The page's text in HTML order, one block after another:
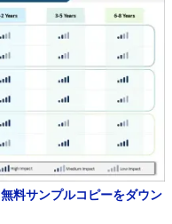
無料サンプルコピーをダウン